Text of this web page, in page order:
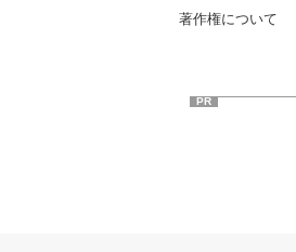
著作権について
PR